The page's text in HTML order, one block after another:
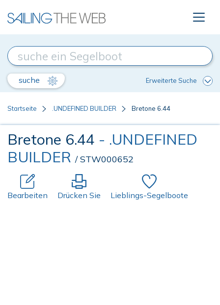
suche Erweiterte Suche
Startseite .UNDEFINED BUILDER Bretone 6.44
Bretone 6.44 - .UNDEFINED
BUILDER / STW000652
Bearbeiten Drücken Sie Lieblings-Segelboote